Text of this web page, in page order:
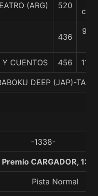
(ARG) 520
436
9 1/
Y CUENTOS 456 11
DEEP (JAP)-
-1338-
CARGADOR,
Pista Normal